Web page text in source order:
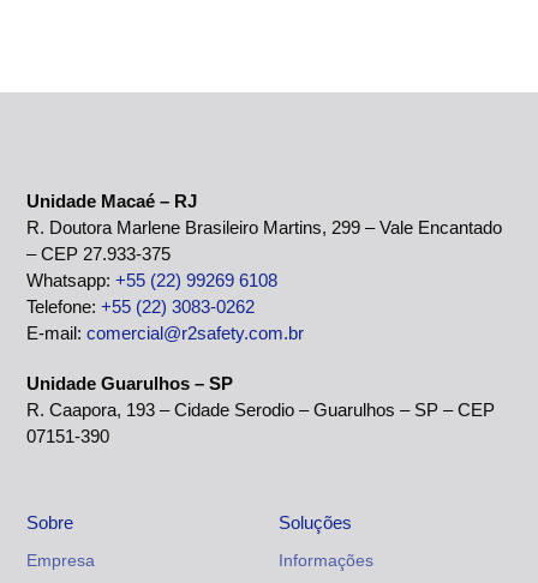
Unidade Macaé – RJ
R. Doutora Marlene Brasileiro Martins, 299 – Vale Encantado
– CEP 27.933-375
Whatsapp:+55 (22) 99269 6108
Telefone:+55 (22) 3083-0262
E-mail:comercial@r2safety.com.br
Unidade Guarulhos – SP
R. Caapora, 193 – Cidade Serodio – Guarulhos – SP – CEP
07151-390
Sobre
Empresa
Soluções
Informações